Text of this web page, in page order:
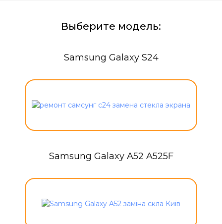
Выберите модель:
Samsung Galaxy S24
Samsung Galaxy A52 A525F